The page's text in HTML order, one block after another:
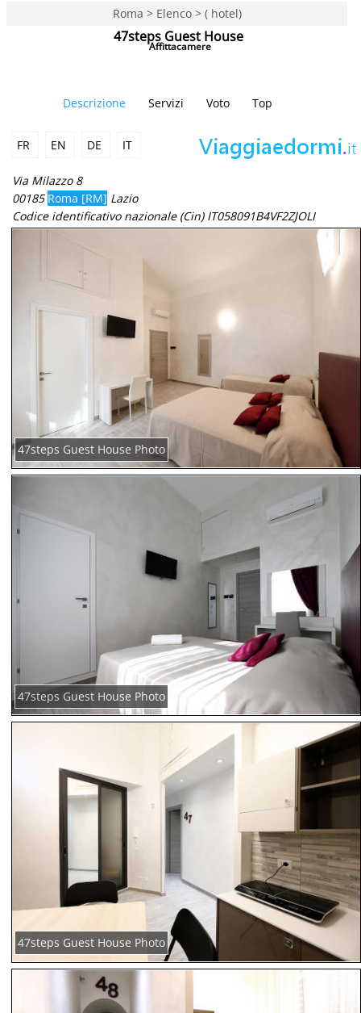
Roma > Elenco > ( hotel)
47steps Guest House
Affittacamere
Descrizione Servizi Voto Top
FR EN DE IT
Via Milazzo 8
00185 Roma [RM] Lazio
Codice identificativo nazionale (Cin) IT058091B4VF2ZJOLI
47steps Guest House Photo
47steps Guest House Photo
47steps Guest House Photo